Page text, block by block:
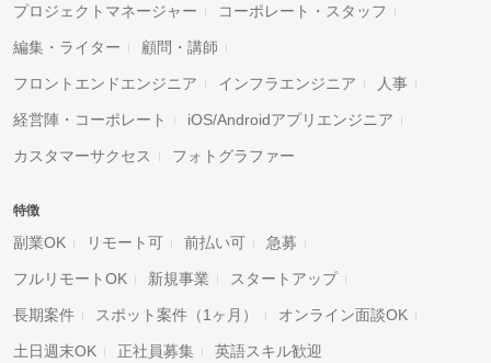
プロジェクトマネージャー コーポレート・スタッフ
編集・ライター 顧問・講師
フロントエンドエンジニア インフラエンジニア 人事
経営陣・コーポレート iOS/Androidアプリエンジニア
カスタマーサクセス フォトグラファー
特徴
副業OK リモート可 前払い可 急募
フルリモートOK 新規事業 スタートアップ
長期案件 スポット案件（1ヶ月） オンライン面談OK
土日週末OK 正社員募集 英語スキル歓迎